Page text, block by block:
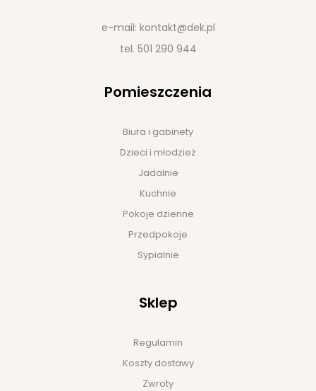
e-mail: kontakt@dek.pl
tel. 501 290 944
Pomieszczenia
Biura i gabinety
Dzieci i młodzież
Jadalnie
Kuchnie
Pokoje dzienne
Przedpokoje
Sypialnie
Sklep
Regulamin
Koszty dostawy
Zwroty